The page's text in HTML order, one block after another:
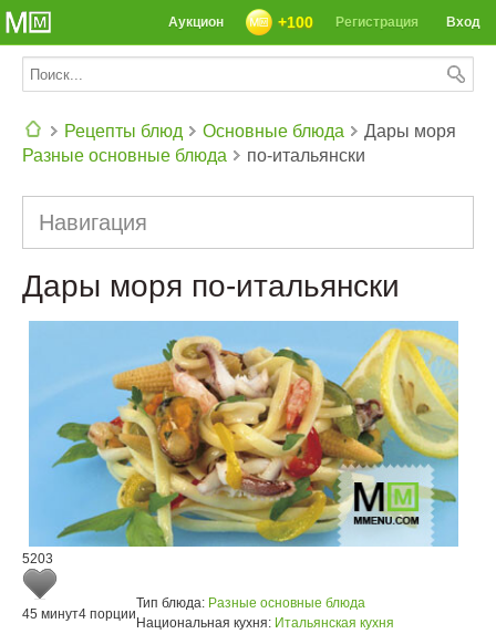
Вход
Регистрация
+100
Аукцион
Рецепты блюд
Основные блюда
Разные основные блюда
Дары моря
по-итальянски
Навигация
Дары моря по-итальянски
5203
45 минут4 порции
Тип блюда: Разные основные блюда
Национальная кухня: Итальянская кухня